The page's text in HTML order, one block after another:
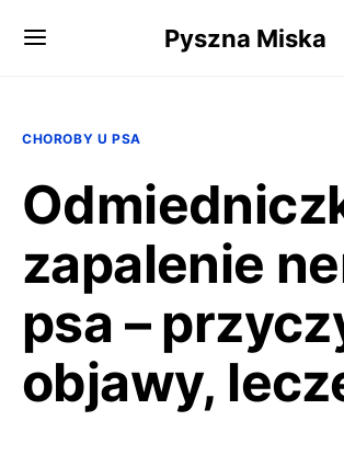
Pyszna Miska
CHOROBY U PSA
zapalenie
psa –
objawy,